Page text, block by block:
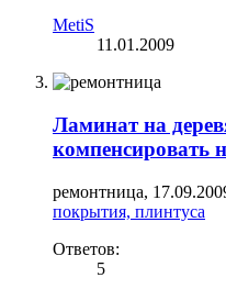
MetiS
11.01.2009
Ламинат на
компенсировать
ремонтница,
покрытия, плинтуса
Ответов:
5